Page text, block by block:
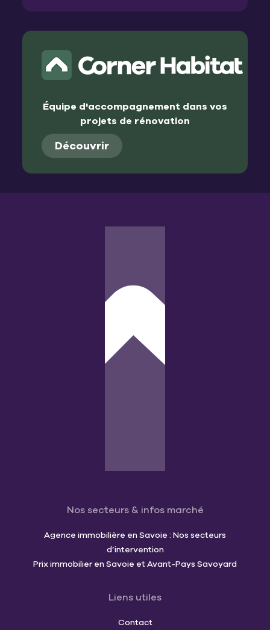
Équipe d'accompagnement dans vos
projets de rénovation
Découvrir
Nos secteurs & infos marché
Agence immobilière en Savoie : Nos secteurs
d’intervention
Prix immobilier en Savoie et Avant-Pays Savoyard
Liens utiles
Contact